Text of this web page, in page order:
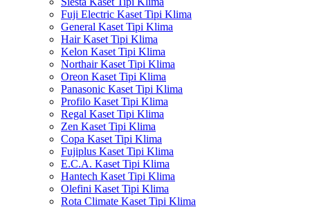
Fuji Electric Kaset Tipi Klima
General Kaset Tipi Klima
Hair Kaset Tipi Klima
Kelon Kaset Tipi Klima
Northair Kaset Tipi Klima
Oreon Kaset Tipi Klima
Panasonic Kaset Tipi Klima
Profilo Kaset Tipi Klima
Regal Kaset Tipi Klima
Zen Kaset Tipi Klima
Copa Kaset Tipi Klima
Fujiplus Kaset Tipi Klima
E.C.A. Kaset Tipi Klima
Hantech Kaset Tipi Klima
Olefini Kaset Tipi Klima
Rota Climate Kaset Tipi Klima